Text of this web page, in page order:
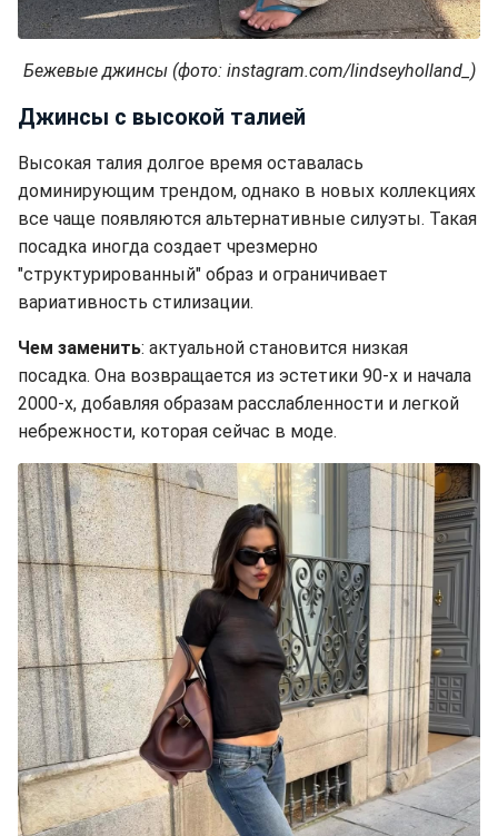
Бежевые джинсы (фото: instagram.com/lindseyholland_)
Джинсы с высокой талией
Высокая талия долгое время оставалась
доминирующим трендом, однако в новых коллекциях
все чаще появляются альтернативные силуэты. Такая
посадка иногда создает чрезмерно
"структурированный" образ и ограничивает
вариативность стилизации.
Чем заменить: актуальной становится низкая
посадка. Она возвращается из эстетики 90-х и начала
2000-х, добавляя образам расслабленности и легкой
небрежности, которая сейчас в моде.